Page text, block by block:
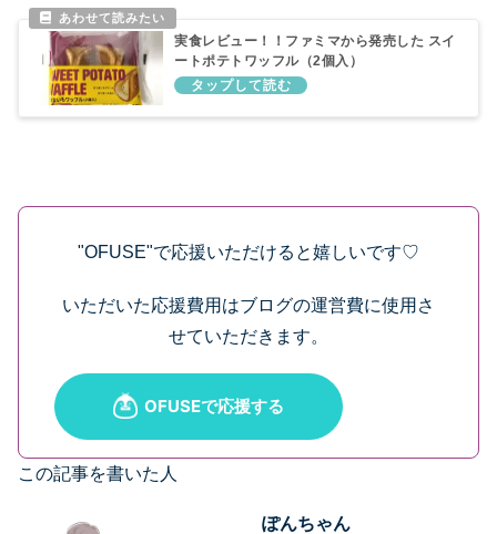
実食レビュー！！ファミマから発売した スイ
ートポテトワッフル（2個入）
"OFUSE"で応援いただけると嬉しいです♡
いただいた応援費用はブログの運営費に使用さ
せていただきます。
この記事を書いた人
ぽんちゃん